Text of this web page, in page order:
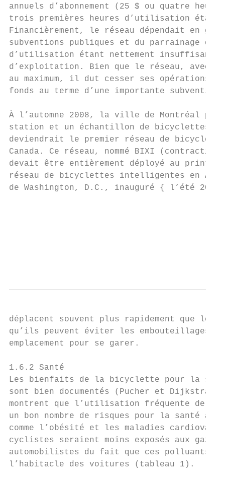
annuels d’abonnement (25 $ ou quatre
trois premières heures d’utilisation
Financièrement, le réseau dépendait en
subventions publiques et du parrainage
d’utilisation étant nettement insuffisants
d’exploitation. Bien que le réseau, avec
au maximum, il dut cesser ses opérations en
fonds au terme d’une importante subvention.
À l’automne 2008, la ville de Montréal
station et un échantillon de bicyclettes
deviendrait le premier réseau de
Canada. Ce réseau, nommé BIXI
devait être entièrement déployé au
réseau de bicyclettes intelligentes en
de Washington, D.C., inauguré { l’été 2008.
déplacent souvent plus rapidement que
qu’ils peuvent éviter les
emplacement pour se garer.
1.6.2 Santé
Les bienfaits de la bicyclette pour la
sont bien documentés (Pucher et
montrent que l’utilisation fréquente de
un bon nombre de risques pour la santé
comme l’obésité et les maladies
cyclistes seraient moins exposés aux
automobilistes du fait que ces
l’habitacle des voitures